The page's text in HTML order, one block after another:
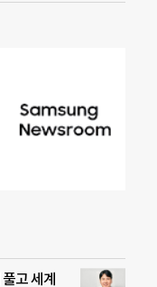
고 세계